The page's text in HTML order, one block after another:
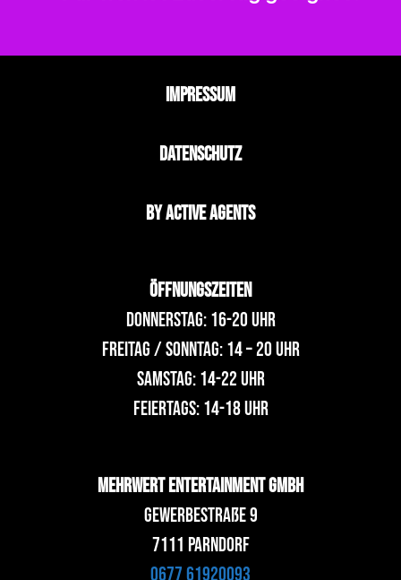
IMPRESSUM
DATENSCHUTZ
by ACTIVE AGENTS
ÖFFNUNGSZEITEN
Donnerstag: 16-20 Uhr
Freitag / SONNTAG: 14 – 20 Uhr
Samstag: 14-22 Uhr
Feiertags: 14-18 Uhr
Mehrwert Entertainment GmbH
Gewerbestraße 9
7111 Parndorf
0677 61920093